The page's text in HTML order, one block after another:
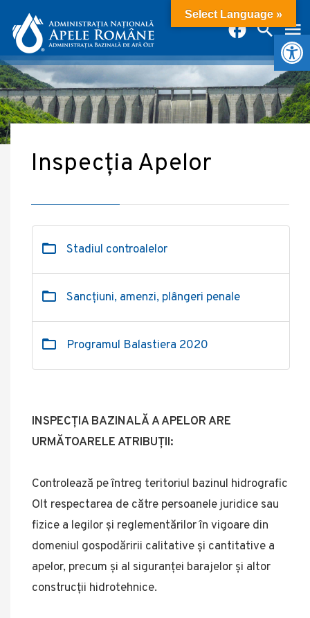
Inspecția Apelor
Stadiul controalelor
Sancțiuni, amenzi, plângeri penale
Programul Balastiera 2020
INSPECŢIA BAZINALĂ A APELOR ARE
URMĂTOARELE ATRIBUŢII:
Controlează pe întreg teritoriul bazinul hidrografic
Olt respectarea de către persoanele juridice sau
fizice a legilor şi reglementărilor în vigoare din
domeniul gospodăririi calitative şi cantitative a
apelor, precum şi al siguranţei barajelor şi altor
construcţii hidrotehnice.
Select Language »